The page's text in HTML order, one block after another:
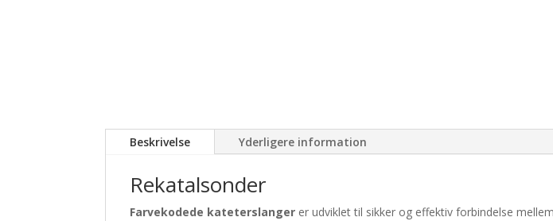
Beskrivelse Yderligere information
Rekatalsonder
Farvekodede kateterslanger er udviklet til sikker og effektiv forbindelse